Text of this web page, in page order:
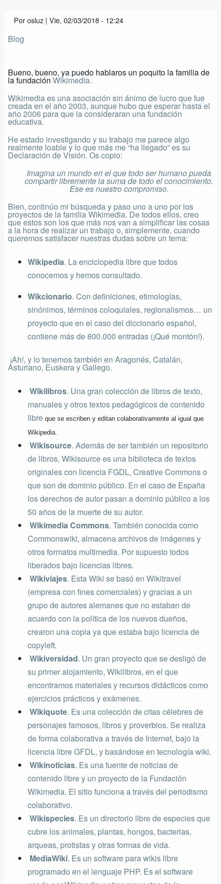
la
navegación
Porosluz | Vie, 02/03/2018 - 12:24
Blog
Bueno, bueno, ya puedo hablaros un poquito la familia de
la fundación Wikimedia.
Wikimedia es una asociación sin ánimo de lucro que fue
creada en el año 2003, aunque hubo que esperar hasta el
año 2006 para que la consideraran una fundación
educativa.
He estado investigando y su trabajo me parece algo
realmente loable y lo que más me “ha llegado” es su
Declaración de Visión. Os copio:
Imagina un mundo en el que todo ser humano pueda
compartir libremente la suma de todo el conocimiento.
Ese es nuestro compromiso.
Bien, continúo mi búsqueda y paso uno a uno por los
proyectos de la familia Wikimedia. De todos ellos, creo
que estos son los que más nos van a simplificar las cosas
a la hora de realizar un trabajo o, simplemente, cuando
queremos satisfacer nuestras dudas sobre un tema:
Wikipedia. La enciclopedia libre que todos
conocemos y hemos consultado.
Wikcionario. Con definiciones, etimologías,
sinónimos, términos coloquiales, regionalismos… un
proyecto que en el caso del diccionario español,
contiene más de 800.000 entradas (¡Qué montón!).
¡Ah!, y lo tenemos también en Aragonés, Catalán,
Asturiano, Euskera y Gallego.
Wikilibros. Una gran colección de libros de texto,
manuales y otros textos pedagógicosde contenido
libre que se escriben y editan colaborativamente al igual que
Wikipedia.
Wikisource. Además de ser también un repositorio
de libros, Wikisource es una biblioteca de textos
originales con licencia FGDL, Creative Commons o
que son de dominio público. En el caso de España
los derechos de autor pasan a dominio público a los
50 años de la muerte de su autor.
Wikimedia Commons. También conocida como
Commonswiki, almacena archivos de imágenes y
otros formatos multimedia. Por supuesto todos
liberados bajo licencias libres.
Wikiviajes. Esta Wiki se basó en Wikitravel
(empresa con fines comerciales) y gracias a un
grupo de autores alemanes que no estaban de
acuerdo con la política de los nuevos dueños,
crearon una copia ya que estaba bajo licencia de
copyleft.
Wikiversidad. Un gran proyecto que se desligó de
su primer alojamiento, Wikilibros, en el que
encontramos materiales y recursos didácticos como
ejercicios prácticos y exámenes.
Wikiquote. Es una colección de citas célebres de
personajes famosos, libros y proverbios. Se realiza
de forma colaborativa a través de Internet, bajo la
licencia libre GFDL, y basándose en tecnología wiki.
Wikinoticias. Es una fuente de noticias de
contenido libre y un proyecto de la Fundación
Wikimedia. El sitio funciona a través del periodismo
colaborativo.
Wikispecies. Es un directorio libre de especies que
cubre los animales, plantas, hongos, bacterias,
arqueas, protistas y otras formas de vida.
MediaWiki. Es un software para wikis libre
programado en el lenguaje PHP. Es el software